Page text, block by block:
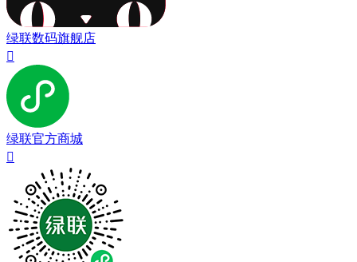
绿联数码旗舰店

绿联官方商城
